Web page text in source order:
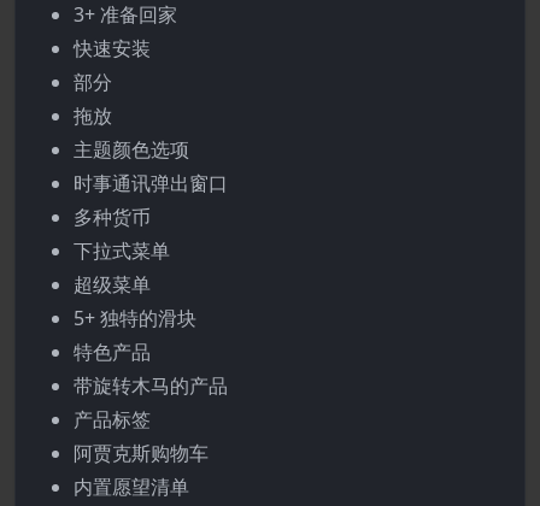
3+ 准备回家
快速安装
部分
拖放
主题颜色选项
时事通讯弹出窗口
多种货币
下拉式菜单
超级菜单
5+ 独特的滑块
特色产品
带旋转木马的产品
产品标签
阿贾克斯购物车
内置愿望清单